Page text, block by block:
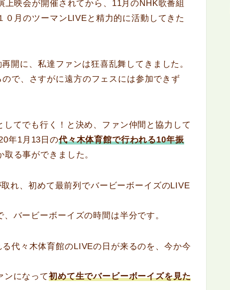
映会が開催されてから、11月のNHK歌番組
月のツーマンLIVEと精力的に活動してきた
開に、私達ファンは狂喜乱舞してきました。
で、さすがに遠方のフェスには参加できず
てでも行く！と決め、ファン仲間と協力して
年1月13日の代々木体育館で行われる10年振
る事ができました。
れ、初めて最前列でバービーボーイズのLIVE
バービーボーイズの時間は半分です。
代々木体育館のLIVEの日が来るのを、今か今
ンになって初めて生でバービーボーイズを見た